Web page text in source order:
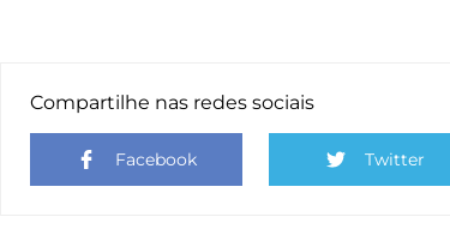
Compartilhe nas redes sociais
Facebook Twitter